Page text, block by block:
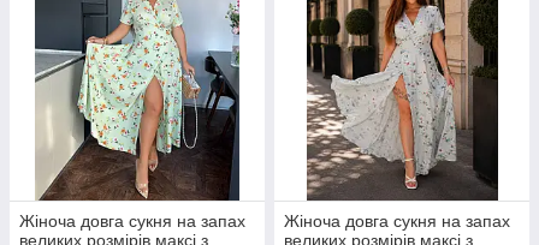
Жіноча довга сукня на запах
великих розмірів максі з
Жіноча довга сукня на запах
великих розмірів максі з